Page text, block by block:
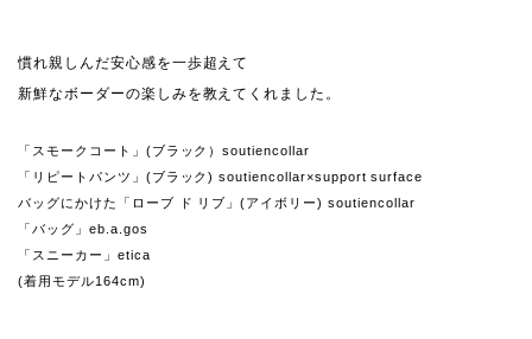
慣れ親しんだ安心感を一歩超えて
新鮮なボーダーの楽しみを教えてくれました。
「スモークコート」(ブラック）soutiencollar
「リピートパンツ」(ブラック) soutiencollar×support surface
バッグにかけた「ローブ ド リブ」(アイボリー) soutiencollar
「バッグ」eb.a.gos
「スニーカー」etica
(着用モデル164cm)